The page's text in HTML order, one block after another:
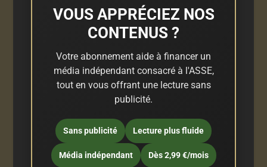
VOUS APPRÉCIEZ NOS
CONTENUS ?
Votre abonnement aide à financer un
média indépendant consacré à l'ASSE,
tout en vous offrant une lecture sans
publicité.
Sans publicité Lecture plus fluide
Média indépendant Dès 2,99 €/mois